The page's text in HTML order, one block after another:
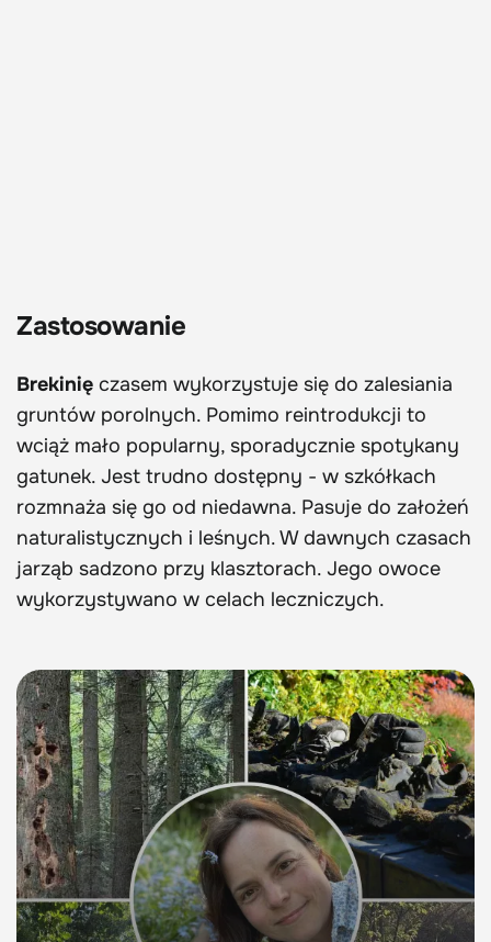
Zastosowanie
Brekinię czasem wykorzystuje się do zalesiania
gruntów porolnych. Pomimo reintrodukcji to
wciąż mało popularny, sporadycznie spotykany
gatunek. Jest trudno dostępny - w szkółkach
rozmnaża się go od niedawna. Pasuje do założeń
naturalistycznych i leśnych. W dawnych czasach
jarząb sadzono przy klasztorach. Jego owoce
wykorzystywano w celach leczniczych.